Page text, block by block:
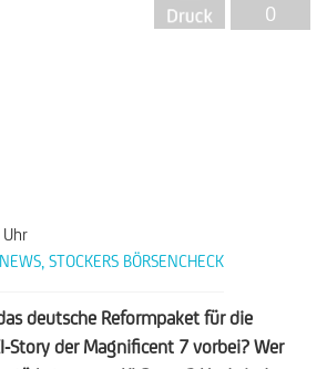
0
STOCKERS BÖRSENCHECK
deutsche Reformpaket für die
Story der Magnificent 7 vorbei? Wer